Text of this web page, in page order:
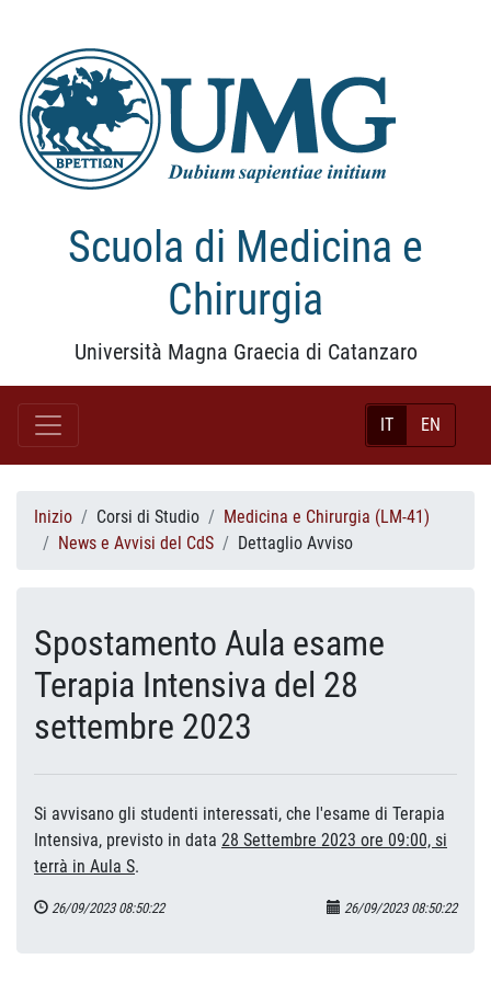
Scuola di Medicina e
Chirurgia
Università Magna Graecia di Catanzaro
IT EN
Inizio Corsi di Studio
Medicina e Chirurgia (LM-41)
News e Avvisi del CdS
Dettaglio Avviso
Spostamento Aula esame
Terapia Intensiva del 28
settembre 2023
Si avvisano gli studenti interessati, che l'esame di Terapia
Intensiva, previsto in data 28 Settembre 2023 ore 09:00, si
terrà in Aula S.
26/09/2023 08:50:22 26/09/2023 08:50:22